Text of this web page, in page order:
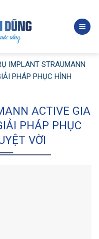
IMPLANT STRAUMANN
PHÁP PHỤC HÌNH
ACTIVE GIA
PHÁP PHỤC
VỜI